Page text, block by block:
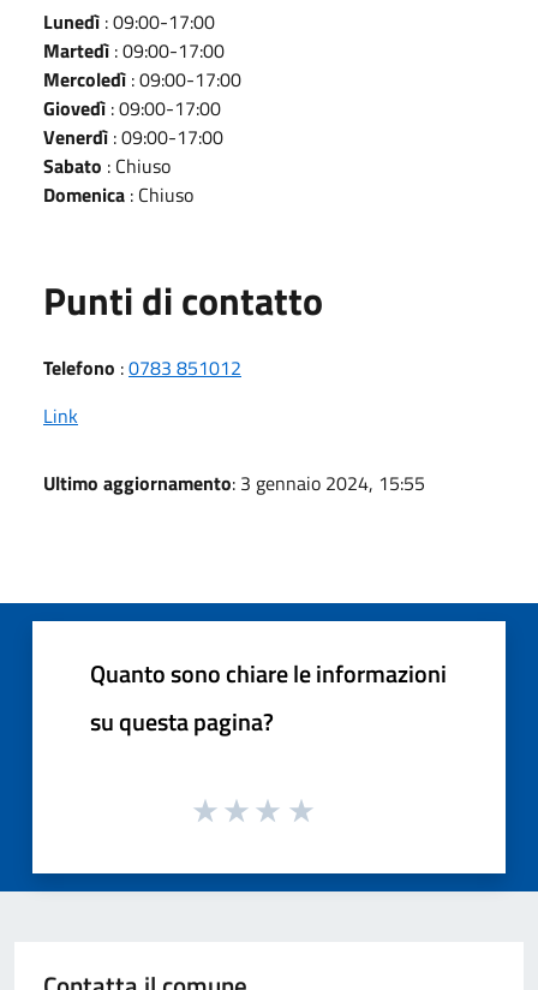
Lunedì : 09:00-17:00
Martedì : 09:00-17:00
Mercoledì : 09:00-17:00
Giovedì : 09:00-17:00
Venerdì : 09:00-17:00
Sabato : Chiuso
Domenica : Chiuso
Punti di contatto
Telefono :0783 851012
Link
Ultimo aggiornamento: 3 gennaio 2024, 15:55
Quanto sono chiare le informazioni
su questa pagina?